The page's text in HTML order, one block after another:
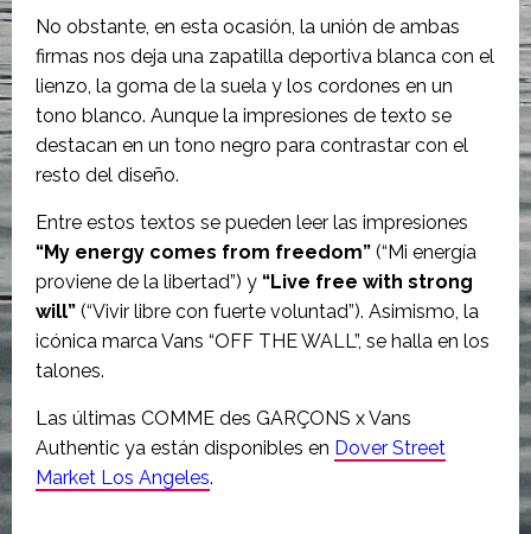
No obstante, en esta ocasión, la unión de ambas
firmas nos deja una zapatilla deportiva blanca con el
lienzo, la goma de la suela y los cordones en un
tono blanco. Aunque la impresiones de texto se
destacan en un tono negro para contrastar con el
resto del diseño.
Entre estos textos se pueden leer las impresiones
“My energy comes from freedom” (“Mi energía
proviene de la libertad”) y “Live free with strong
will” (“Vivir libre con fuerte voluntad”). Asimismo, la
icónica marca Vans “OFF THE WALL”, se halla en los
talones.
Las últimas COMME des GARÇONS x Vans
Authentic ya están disponibles en Dover Street
Market Los Angeles.